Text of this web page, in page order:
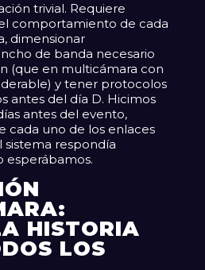
trivial. Requiere
comportamiento de cada
dimensionar
de banda necesario
(que en multicámara con
y tener protocolos
antes del día D. Hicimos
antes del evento,
cada uno de los enlaces
sistema respondía
esperábamos.
HISTORIA
LOS